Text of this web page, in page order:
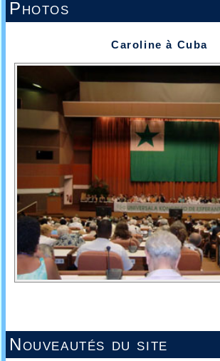
Photos
Caroline à Cuba
Nouveautés du site